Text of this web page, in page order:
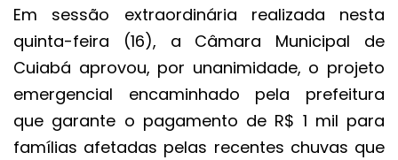
Em sessão extraordinária realizada nesta
quinta-feira (16), a Câmara Municipal de
Cuiabá aprovou, por unanimidade, o projeto
emergencial encaminhado pela prefeitura
que garante o pagamento de R$ 1 mil para
famílias afetadas pelas recentes chuvas que